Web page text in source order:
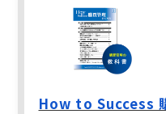
How to Success